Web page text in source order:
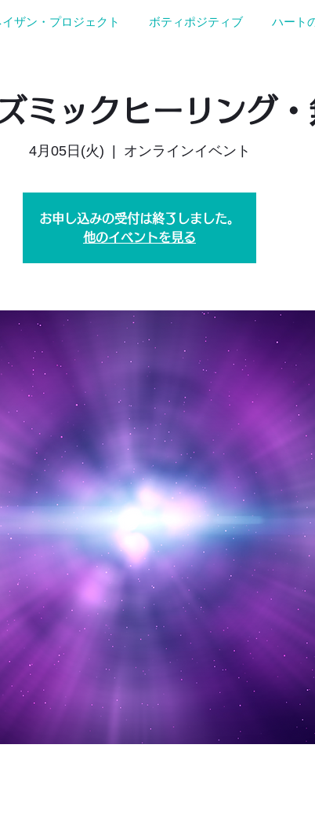
ザン・プロジェクト ボティポジティブ ハート
ミックヒーリング
4月05日(火) オンラインイベント
お申し込みの受付は終了しました。
他のイベントを見る